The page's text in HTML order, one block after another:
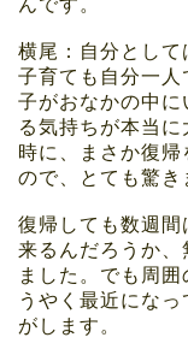
んです。
横尾：自分とし
子育ても自分一人
子がおなかの中
る気持ちが本当
時に、まさか復
ので、とても驚き
復帰しても数週間
来るんだろうか、
ました。でも周
うやく最近にな
がします。